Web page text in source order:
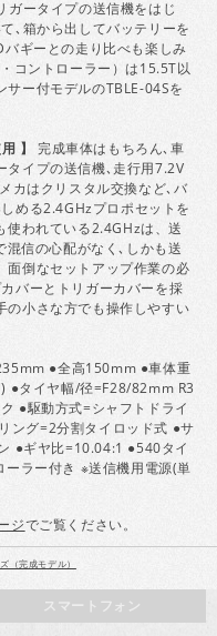
ガータイプの送信機をはじ
､箱から出してバッテリーを
ギーとの走り比べも楽しみ
コントローラー）は15.5T以
ー付モデルのTBLE-04Sを
】
完成車体はもちろん､車
タイプの送信機､走行用7.2V
カはクリスタル交換など､バ
める2.4GHzプロポセットを
使われている2.4GHzは、送
信の心配がなく､しかも送
面倒なセットアップ作業の必
バーとトリガーカバーを採
の小さな方でも操作しやすい
●全高150mm ●車体重
●タイヤ幅/径=F28/82mm R3
●駆動方式=シャフトドライ
ング=2分割タイロッド式 ●サ
●ギヤ比=10.04:1 ●540タイ
ラー付き ※送信機用電源(単
ジでご覧ください。
（完成モデル）
スマートフォン